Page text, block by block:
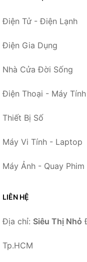
Điện Tử - Điện Lạnh
Điện Gia Dụng
Nhà Cửa Đời Sống
Điện Thoại - Máy Tính
Thiết Bị Số
Máy Vi Tính - Laptop
Máy Ảnh - Quay Phim
LIÊN HỆ
Địa chỉ: Siêu Thị Nhỏ
Tp.HCM